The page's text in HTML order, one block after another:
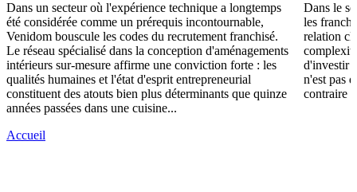
Dans un secteur où l'expérience technique a longtemps
été considérée comme un prérequis incontournable,
Venidom bouscule les codes du recrutement franchisé.
Le réseau spécialisé dans la conception d'aménagements
intérieurs sur-mesure affirme une conviction forte : les
qualités humaines et l'état d'esprit entrepreneurial
constituent des atouts bien plus déterminants que quinze
années passées dans une cuisine...
Dans le
les
relation
d'investir
n'est pas
contraire
Accueil